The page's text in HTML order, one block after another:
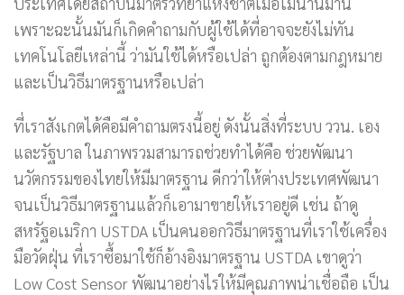
เพราะฉะนั้นมันก็เกิดคำถามกับผู้ใช้ได้ที่อาจจะยังไม่ทัน
เทคโนโลยีเหล่านี้ ว่ามันใช้ได้หรือเปล่า ถูกต้องตามกฎหมาย
และเป็นวิธีมาตรฐานหรือเปล่า
ที่เราสังเกตได้คือมีคำถามตรงนี้อยู่ ดังนั้นสิ่งที่ระบบ ววน. เอง
และรัฐบาล ในภาพรวมสามารถช่วยทำได้คือ ช่วยพัฒนา
นวัตกรรมของไทยให้มีมาตรฐาน ดีกว่าให้ต่างประเทศพัฒนา
จนเป็นวิธีมาตรฐานแล้วก็เอามาขายให้เราอยู่ดี เช่น ถ้าดู
สหรัฐอเมริกา USTDA เป็นคนออกวิธีมาตรฐานที่เราใช้เครื่อง
มือวัดฝุ่น ที่เราซื้อมาใช้ก็อ้างอิงมาตรฐาน USTDA เขาดูว่า
Low Cost Sensor พัฒนาอย่างไรให้มีคุณภาพน่าเชื่อถือ เป็น